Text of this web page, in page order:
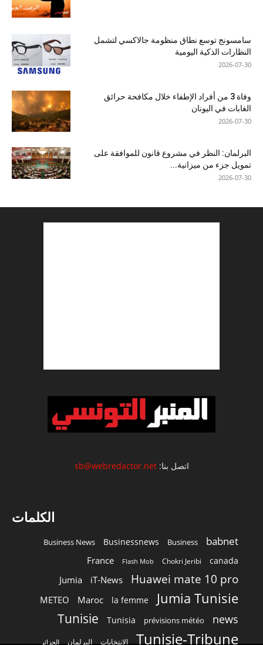
سامسونج توسع نطاق منظومة جالاكسي لتشمل
النظارات الذكية اليومية
2026-07-30
وفاة 3 من أفراد الإطفاء خلال مكافحة حرائق
الغابات في اليونان
2026-07-30
البرلمان: النظر في مشروع قانون للموافقة على
تمويل جزء من ميزانية...
2026-07-30
اتصل بنا:sb@webredactor.net
الكلمات
babnet
Business
Businessnews
Business News
canada
Chokri Jeribi
Flash Mob
France
Huawei mate 10 pro
iT-News
Jumia
Jumia Tunisie
la femme
Maroc
METEO
news
prévisions météo
Tunisia
Tunisie
Tunisie-Tribune الانتخابات البرلمان الجزائر